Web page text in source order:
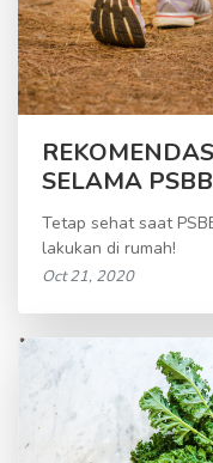
SELAMA PSBB
Tetap sehat saat
lakukan di rumah!